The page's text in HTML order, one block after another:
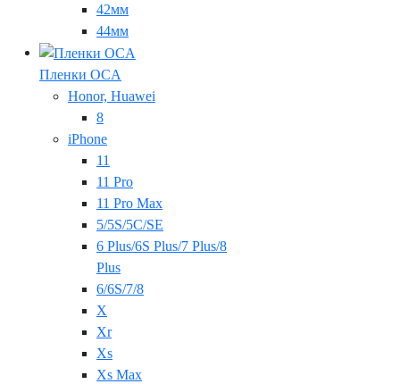
42мм
44мм
Пленки OCA
Honor, Huawei
8
iPhone
11
11 Pro
11 Pro Max
5/5S/5C/SE
6 Plus/6S Plus/7 Plus/8
Plus
6/6S/7/8
X
Xr
Xs
Xs Max